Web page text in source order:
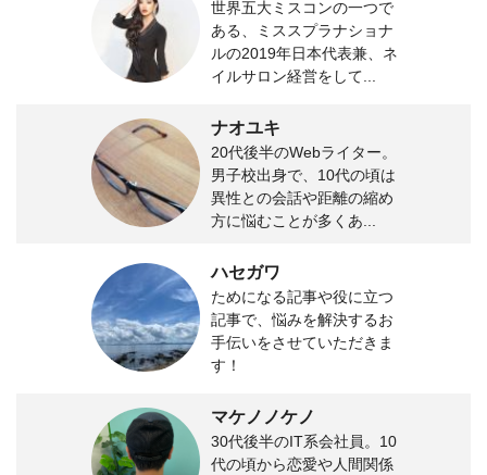
世界五大ミスコンの一つで
ある、ミススプラナショナ
ルの2019年日本代表兼、ネ
イルサロン経営をして...
ナオユキ
20代後半のWebライター。
男子校出身で、10代の頃は
異性との会話や距離の縮め
方に悩むことが多くあ...
ハセガワ
ためになる記事や役に立つ
記事で、悩みを解決するお
手伝いをさせていただきま
す！
マケノノケノ
30代後半のIT系会社員。10
代の頃から恋愛や人間関係